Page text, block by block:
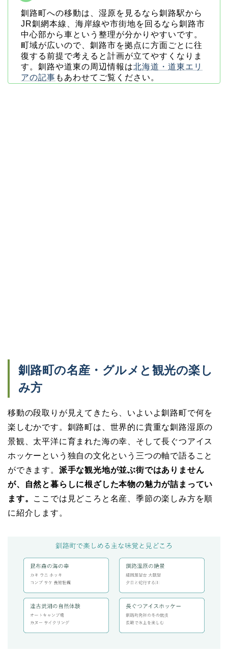
釧路町への移動は、湿原を見るなら釧路駅から
JR釧網本線、海岸線や市街地を回るなら釧路市
中心部から車という整理が分かりやすいです。
町域が広いので、釧路市を拠点に方面ごとに往
復する前提で考えると計画が立てやすくなりま
す。釧路や道東の周辺情報は北海道・道東エリ
アの記事 もあわせてご覧ください。
釧路町の名産・グルメと観光の楽し
み方
移動の段取りが見えてきたら、いよいよ釧路町で何を
楽しむかです。釧路町は、世界的に貴重な釧路湿原の
景観、太平洋に育まれた海の幸、そして長ぐつアイス
ホッケーという独自の文化という三つの軸で語ること
ができます。 派手な観光地が並ぶ街ではありません
が、自然と暮らしに根ざした本物の魅力が詰まってい
ます。 ここでは見どころと名産、季節の楽しみ方を順
に紹介します。